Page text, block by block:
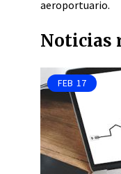
aeroportuario.
Noticias
FEB 17